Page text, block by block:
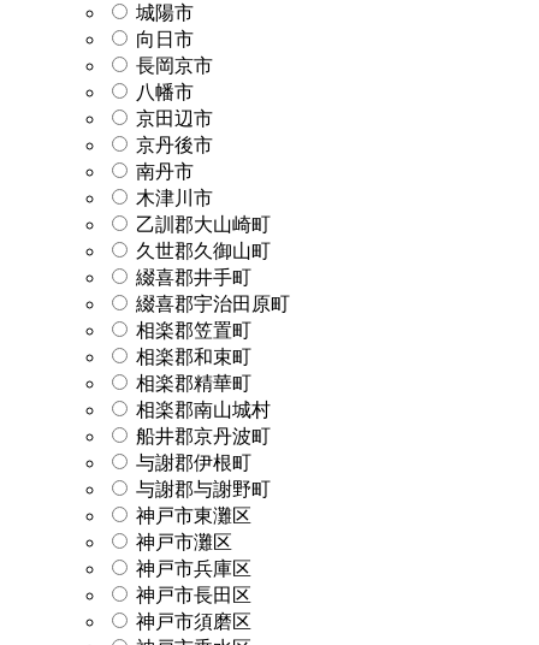
城陽市
向日市
長岡京市
八幡市
京田辺市
京丹後市
南丹市
木津川市
乙訓郡大山崎町
久世郡久御山町
綴喜郡井手町
綴喜郡宇治田原町
相楽郡笠置町
相楽郡和束町
相楽郡精華町
相楽郡南山城村
船井郡京丹波町
与謝郡伊根町
与謝郡与謝野町
神戸市東灘区
神戸市灘区
神戸市兵庫区
神戸市長田区
神戸市須磨区